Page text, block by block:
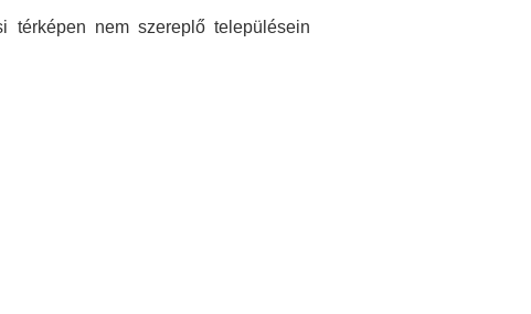
térképen nem szereplő településein